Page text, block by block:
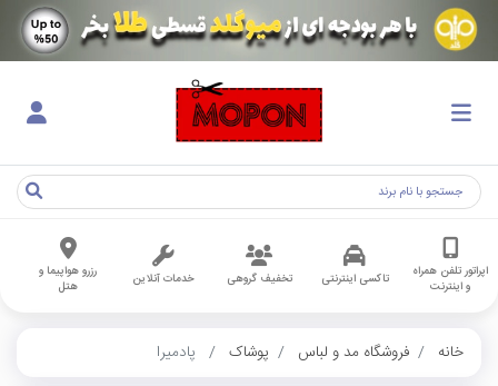
اپراتور تلفن همراه
و اینترنت
تاکسی اینترنتی تخفیف گروهی خدمات آنلاین
رزرو هواپیما و
هتل
خانه فروشگاه مد و لباس پوشاک پادمیرا